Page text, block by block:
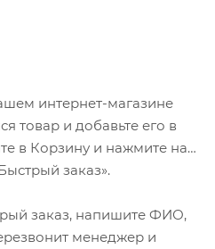
равный 1, 1.5, 2 и т.д.
интернет-магазине
товар и добавьте его в
в Корзину и нажмите на
заказ».
заказ, напишите ФИО,
менеджер и